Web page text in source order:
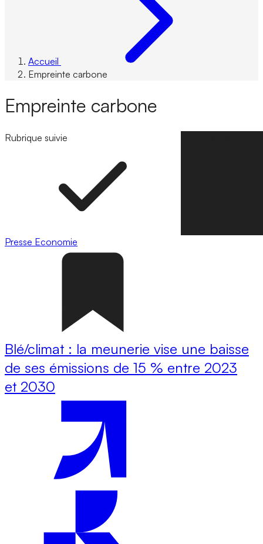
Accueil
Empreinte carbone
Empreinte carbone
Rubrique suivie
Presse Economie
Blé/climat : la meunerie vise une baisse
de ses émissions de 15 % entre 2023
et 2030